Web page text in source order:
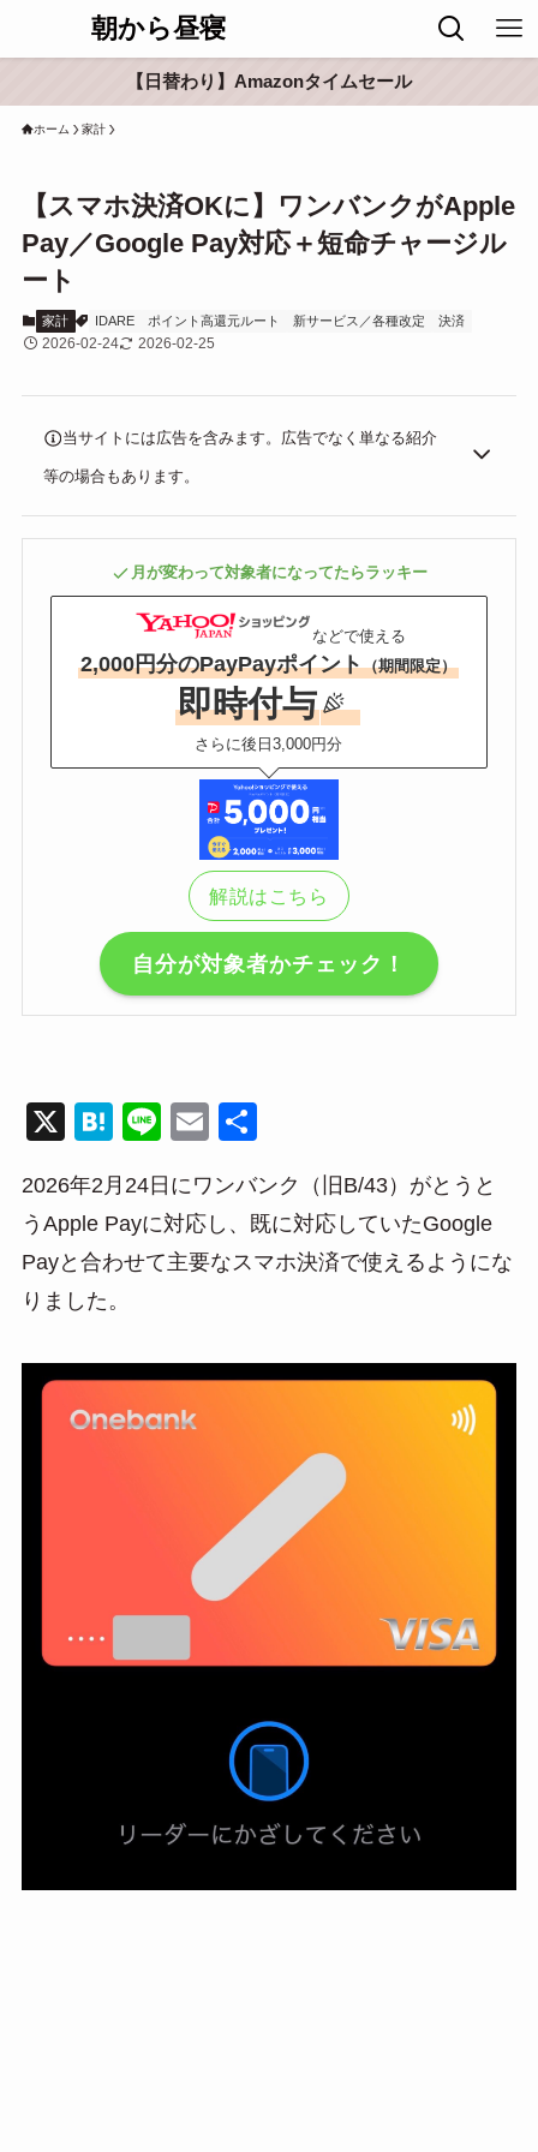
朝から昼寝
【日替わり】Amazonタイムセール
ホーム 家計
【スマホ決済OKに】ワンバンクがApple
Pay／Google Pay対応＋短命チャージル
ート
家計 IDARE ポイント高還元ルート 新サービス／各種改定 決済
2026-02-24 2026-02-25
当サイトには広告を含みます。広告でなく単なる紹介
等の場合もあります。
月が変わって対象者になってたらラッキー
などで使える
2,000円分のPayPayポイント（期間限定）
即時付与
さらに後日3,000円分
解説はこちら
自分が対象者かチェック！
X
H
e
n
a
Li
e
E
ail
2026年2月24日にワンバンク（旧B/43）がとうと
うApple Payに対応し、既に対応していたGoogle
Payと合わせて主要なスマホ決済で使えるようにな
りました。